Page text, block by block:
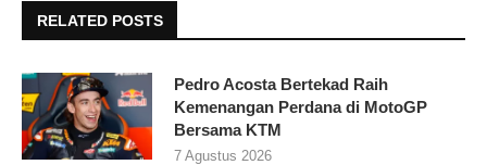
RELATED POSTS
Pedro Acosta Bertekad Raih
Kemenangan Perdana di MotoGP
Bersama KTM
7 Agustus 2026